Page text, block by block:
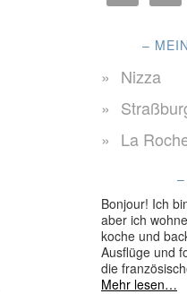
–
Nizza
La
Bonjour! Ich
aber ich
koche und
Ausflüge und
die
Mehr lesen…